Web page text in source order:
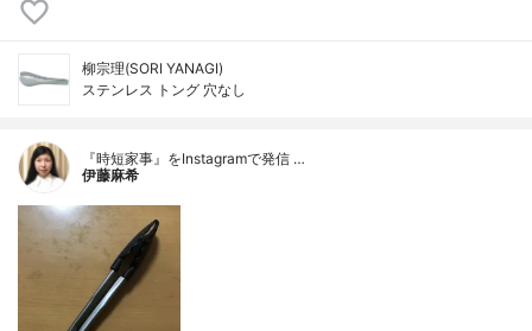
柳宗理(SORI YANAGI)
ステンレス トング 穴なし
『時短家事』をInstagramで発信 …
伊藤麻希